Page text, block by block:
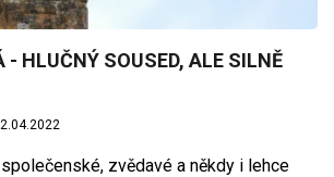
- HLUČNÝ SOUSED, ALE SILNĚ
zvědavé a někdy i lehce